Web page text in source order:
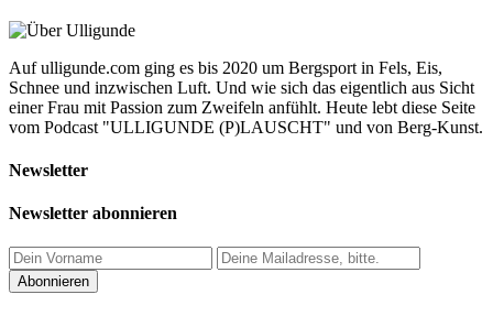
Auf ulligunde.com ging es bis 2020 um Bergsport in Fels, Eis,
Schnee und inzwischen Luft. Und wie sich das eigentlich aus Sicht
einer Frau mit Passion zum Zweifeln anfühlt. Heute lebt diese Seite
vom Podcast "ULLIGUNDE (P)LAUSCHT" und von Berg-Kunst.
Newsletter
Newsletter abonnieren